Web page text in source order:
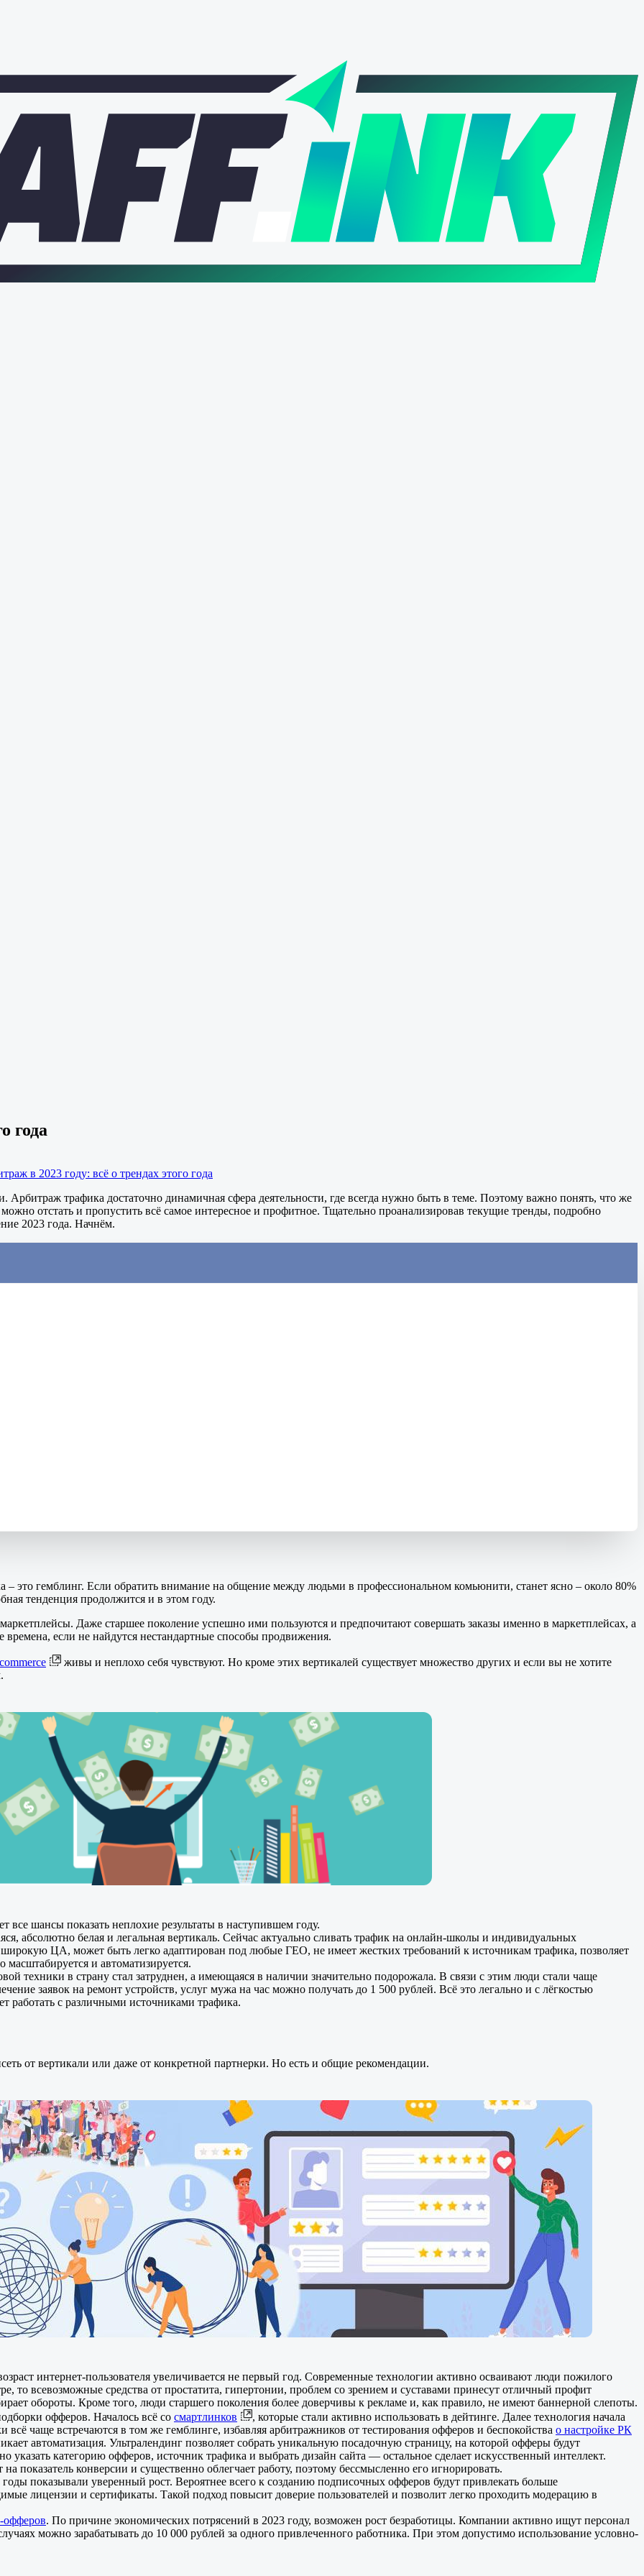
года
в 2023 году: всё о трендах этого года
трафика достаточно динамичная сфера деятельности, где всегда нужно быть в теме. Поэтому важно понять, что же
отстать и пропустить всё самое интересное и профитное. Тщательно проанализировав текущие тренды, подробно
2023 года. Начнём.
это гемблинг. Если обратить внимание на общение между людьми в профессиональном комьюнити, станет ясно – около 80%
тенденция продолжится и в этом году.
Даже старшее поколение успешно ими пользуются и предпочитают совершать заказы именно в маркетплейсах, а
если не найдутся нестандартные способы продвижения.
живы и неплохо себя чувствуют. Но кроме этих вертикалей существует множество других и если вы не хотите
все шансы показать неплохие результаты в наступившем году.
абсолютно белая и легальная вертикаль. Сейчас актуально сливать трафик на онлайн-школы и индивидуальных
ЦА, может быть легко адаптирован под любые ГЕО, не имеет жестких требований к источникам трафика, позволяет
масштабируется и автоматизируется.
техники в страну стал затруднен, а имеющаяся в наличии значительно подорожала. В связи с этим люди стали чаще
заявок на ремонт устройств, услуг мужа на час можно получать до 1 500 рублей. Всё это легально и с лёгкостью
работать с различными источниками трафика.
от вертикали или даже от конкретной партнерки. Но есть и общие рекомендации.
интернет-пользователя увеличивается не первый год. Современные технологии активно осваивают люди пожилого
то всевозможные средства от простатита, гипертонии, проблем со зрением и суставами принесут отличный профит
обороты. Кроме того, люди старшего поколения более доверчивы к рекламе и, как правило, не имеют баннерной слепоты.
офферов. Началось всё со смартлинков
, которые стали активно использовать в дейтинге. Далее технология начала
всё чаще встречаются в том же гемблинге, избавляя арбитражников от тестирования офферов и беспокойства о настройке РК
автоматизация. Ультралендинг позволяет собрать уникальную посадочную страницу, на которой офферы будут
категорию офферов, источник трафика и выбрать дизайн сайта — остальное сделает искусственный интеллект.
показатель конверсии и существенно облегчает работу, поэтому бессмысленно его игнорировать.
показывали уверенный рост. Вероятнее всего к созданию подписочных офферов будут привлекать больше
лицензии и сертификаты. Такой подход повысит доверие пользователей и позволит легко проходить модерацию в
офферов. По причине экономических потрясений в 2023 году, возможен рост безработицы. Компании активно ищут персонал
можно зарабатывать до 10 000 рублей за одного привлеченного работника. При этом допустимо использование условно-